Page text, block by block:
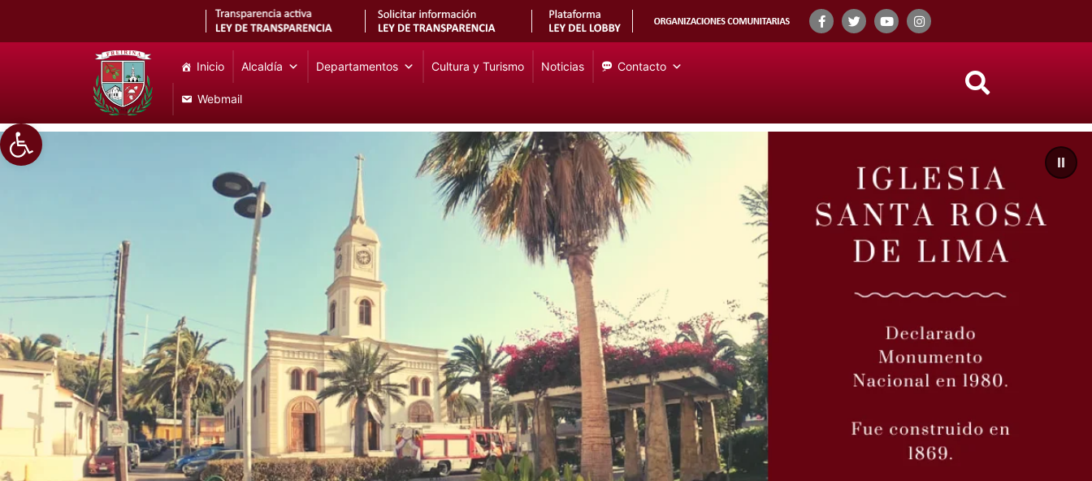
Abrir barra de herramientas
Inicio Alcaldía Departamentos Cultura y Turismo Noticias Contacto
Webmail
Search